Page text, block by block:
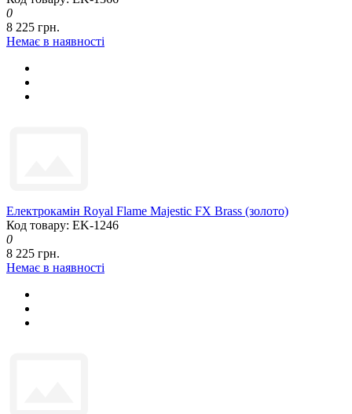
0
8 225 грн.
Немає в наявності
Електрокамін Royal Flame Majestic FX Brass (золото)
Код товару: EK-1246
0
8 225 грн.
Немає в наявності